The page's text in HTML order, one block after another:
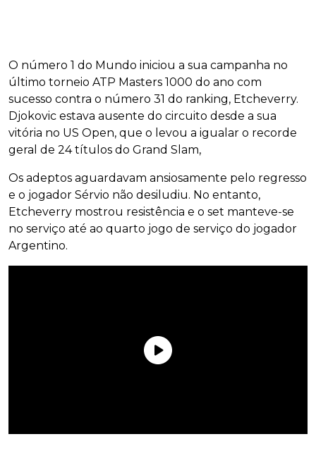
O número 1 do Mundo iniciou a sua campanha no
último torneio ATP Masters 1000 do ano com
sucesso contra o número 31 do ranking, Etcheverry.
Djokovic estava ausente do circuito desde a sua
vitória no US Open, que o levou a igualar o recorde
geral de 24 títulos do Grand Slam,
Os adeptos aguardavam ansiosamente pelo regresso
e o jogador Sérvio não desiludiu. No entanto,
Etcheverry mostrou resistência e o set manteve-se
no serviço até ao quarto jogo de serviço do jogador
Argentino.